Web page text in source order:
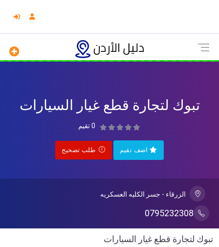
تبوك لتجارة قطع غيار السيارات
0 تقيم
اضف تقيم طلب تصحيح
الزرقاء - جسر الكليه العسكريه
0795232308
تبوك لتجارة قطع غيار السيارات